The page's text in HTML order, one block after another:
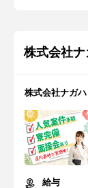
株式会社ナ
株式会社ナガ
給与